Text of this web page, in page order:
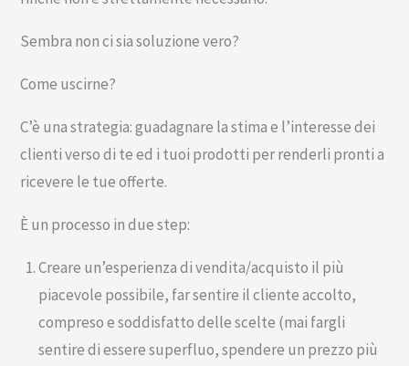
Sembra non ci sia soluzione vero?
Come uscirne?
C’è una strategia: guadagnare la stima e l’interesse dei
clienti verso di te ed i tuoi prodotti per renderli pronti a
ricevere le tue offerte.
È un processo in due step:
Creare un’esperienza di vendita/acquisto il più
piacevole possibile, far sentire il cliente accolto,
compreso e soddisfatto delle scelte (mai fargli
sentire di essere superfluo, spendere un prezzo più